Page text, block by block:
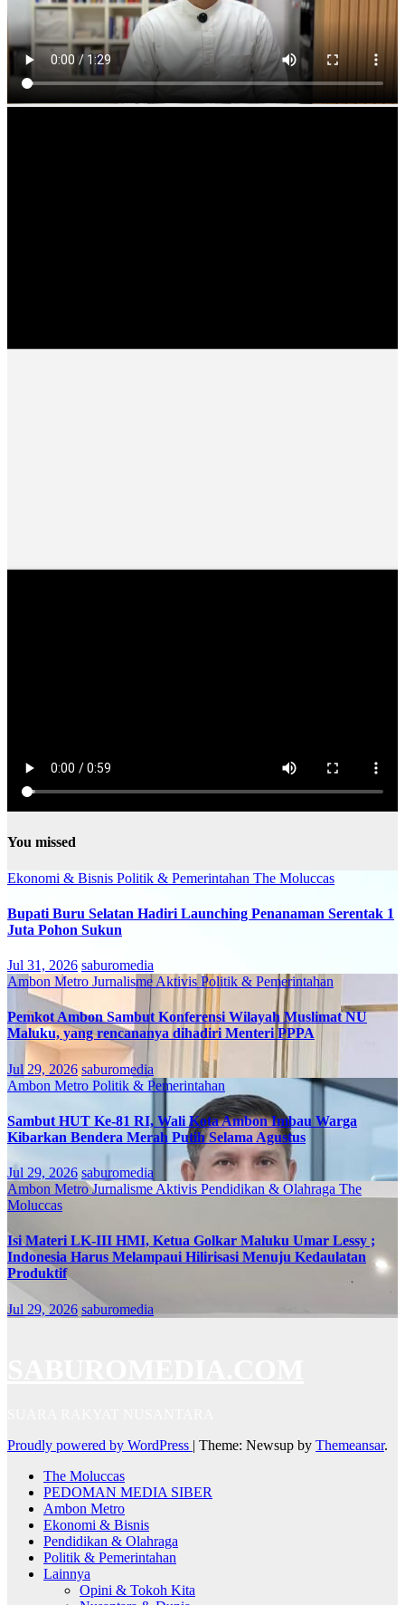
You missed
Ekonomi & Bisnis Politik & Pemerintahan The Moluccas
Bupati Buru Selatan Hadiri Launching Penanaman Serentak 1
Juta Pohon Sukun
Jul 31, 2026 saburomedia
Ambon Metro Jurnalisme Aktivis Politik & Pemerintahan
Pemkot Ambon Sambut Konferensi Wilayah Muslimat NU
Maluku, yang rencananya dihadiri Menteri PPPA
Jul 29, 2026 saburomedia
Ambon Metro Politik & Pemerintahan
Sambut HUT Ke-81 RI, Wali Kota Ambon Imbau Warga
Kibarkan Bendera Merah Putih Selama Agustus
Jul 29, 2026 saburomedia
Ambon MetroJurnalisme Aktivis Pendidikan & Olahraga The
Moluccas
Isi Materi LK-III HMI, Ketua Golkar Maluku Umar Lessy ;
Indonesia Harus Melampaui Hilirisasi Menuju Kedaulatan
Produktif
Jul 29, 2026 saburomedia
Proudly powered by WordPress | Theme: Newsup by Themeansar.
The Moluccas
PEDOMAN MEDIA SIBER
Ambon Metro
Ekonomi & Bisnis
Pendidikan & Olahraga
Politik & Pemerintahan
Lainnya
Opini & Tokoh Kita